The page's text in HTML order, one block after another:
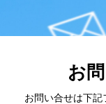
お
お問い合せは下記